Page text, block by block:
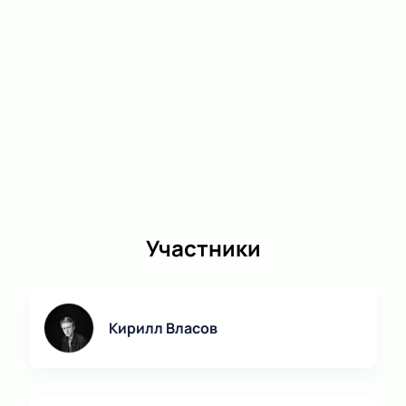
Участники
Кирилл Власов